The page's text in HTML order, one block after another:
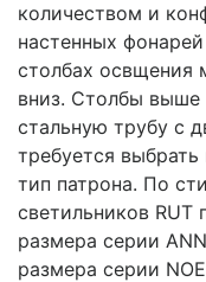
количеством и
настенных
столбах освщения
вниз. Столбы
стальную трубу с
требуется
тип патрона. По
светильников RUT
размера серии
размера серии